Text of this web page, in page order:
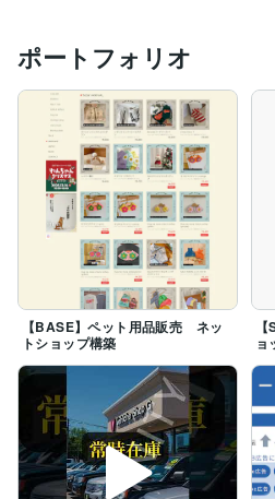
ポートフォリオ
【BASE】ペット用品販売 ネッ
トショップ構築
ョ